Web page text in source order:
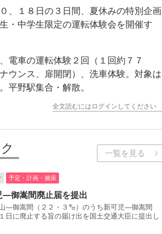
、１８日の３日間、夏休みの特別企画
・中学生限定の運転体験会を開催す
電車の運転体験２回（１回約７７
ウンス、扉開閉）、洗車体験。対象は
野駅集合・解散。
全文読むにはログインしてください
一覧を見る
予定・計画・施策
御嵩間廃止届を提出
―御嵩間（２２・３㌔）のうち新可児―御嵩間
日に廃止する旨の届け出を国土交通大臣に提出し